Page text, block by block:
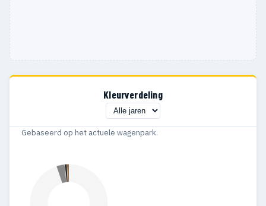
Kleurverdeling
Gebaseerd op het actuele wagenpark.